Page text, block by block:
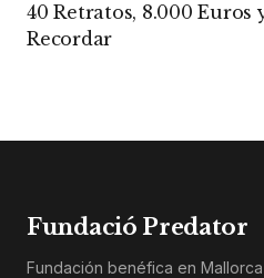
40 Retratos, 8.000 Euros
Recordar
Fundació Predator
Fundación benéfica en Mallorca